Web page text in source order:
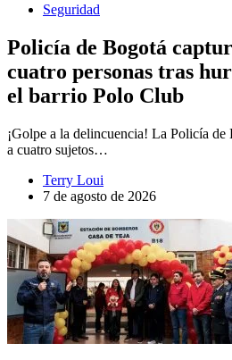
Seguridad
Policía de Bogotá
cuatro personas tras
el barrio Polo Club
¡Golpe a la delincuencia! La Policía
a cuatro sujetos…
Terry Loui
7 de agosto de 2026